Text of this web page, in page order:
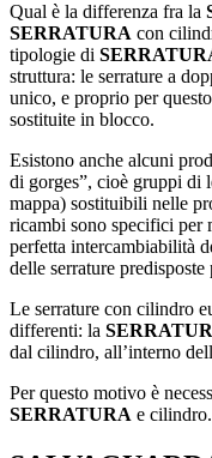
Qual è la differenza fra la
SERRATURA con
tipologie di
struttura: le serrature a
unico, e proprio per
sostituite in blocco.
Esistono anche alcuni
di gorges”, cioè gruppi di
mappa) sostituibili nelle
ricambi sono specifici per
perfetta intercambiabilità
delle serrature
Le serrature con cilindro
differenti: la
dal cilindro, all’interno
Per questo motivo è
SERRATURA e cilindro.